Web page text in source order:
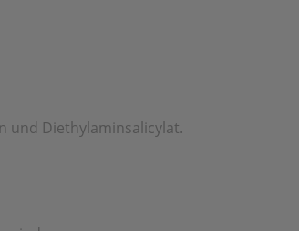
und Diethylaminsalicylat.